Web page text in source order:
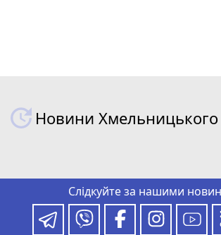
Новини Хмельницького
Слідкуйте за нашими